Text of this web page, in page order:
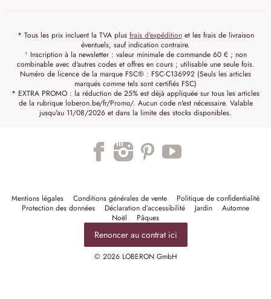
* Tous les prix incluent la TVA plus frais d'expéditionet les frais de livraison
éventuels, sauf indication contraire.
¹ Inscription à la newsletter : valeur minimale de commande 60 € ; non
combinable avec d'autres codes et offres en cours ; utilisable une seule fois.
Numéro de licence de la marque FSC® : FSC-C136992 (Seuls les articles
marqués comme tels sont certifiés FSC)
* EXTRA PROMO : la réduction de 25% est déjà appliquée sur tous les articles
de la rubrique loberon.be/fr/Promo/. Aucun code n'est nécessaire. Valable
jusqu'au 11/08/2026 et dans la limite des stocks disponibles.
Mentions légales Conditions générales de vente
Politique de confidentialité
Protection des données
Déclaration d’accessibilité Jardin
Automne
Noël
Pâques
Renoncer au contrat ici
© 2026 LOBERON GmbH